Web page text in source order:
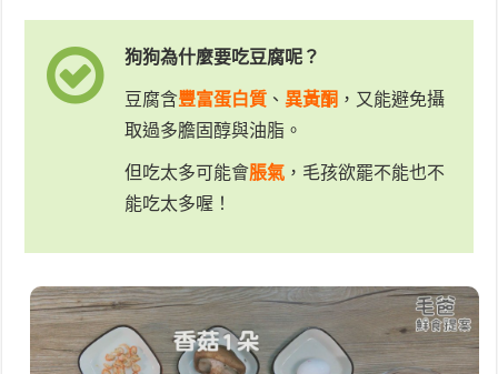
狗狗為什麼要吃豆腐呢？
豆腐含豐富蛋白質 、異黃酮 ，又能避免攝
取過多膽固醇與油脂。
但吃太多可能會脹氣 ，毛孩欲罷不能也不
能吃太多喔！